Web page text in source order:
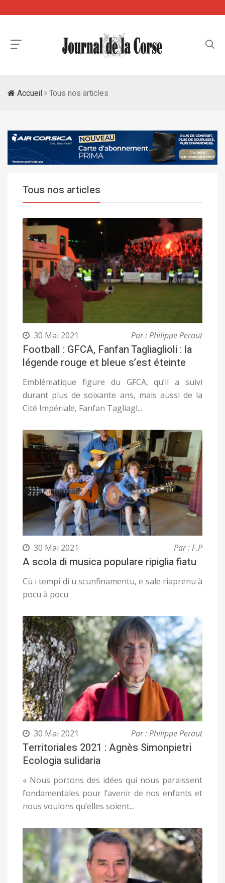
Accueil Tous nos articles
Tous nos articles
30 Mai 2021 Par : Philippe Peraut
Football : GFCA, Fanfan Tagliaglioli : la
légende rouge et bleue s’est éteinte
Emblématique figure du GFCA, qu’il a suivi
durant plus de soixante ans, mais aussi de la
Cité Impériale, Fanfan Tagliagl...
30 Mai 2021 Par : F.P
A scola di musica populare ripiglia fiatu
Cù i tempi di u scunfinamentu, e sale riaprenu à
pocu à pocu
30 Mai 2021 Par : Philippe Peraut
Territoriales 2021 : Agnès Simonpietri
Ecologia sulidaria
« Nous portons des idées qui nous paraissent
fondamentales pour l’avenir de nos enfants et
nous voulons qu’elles soient...